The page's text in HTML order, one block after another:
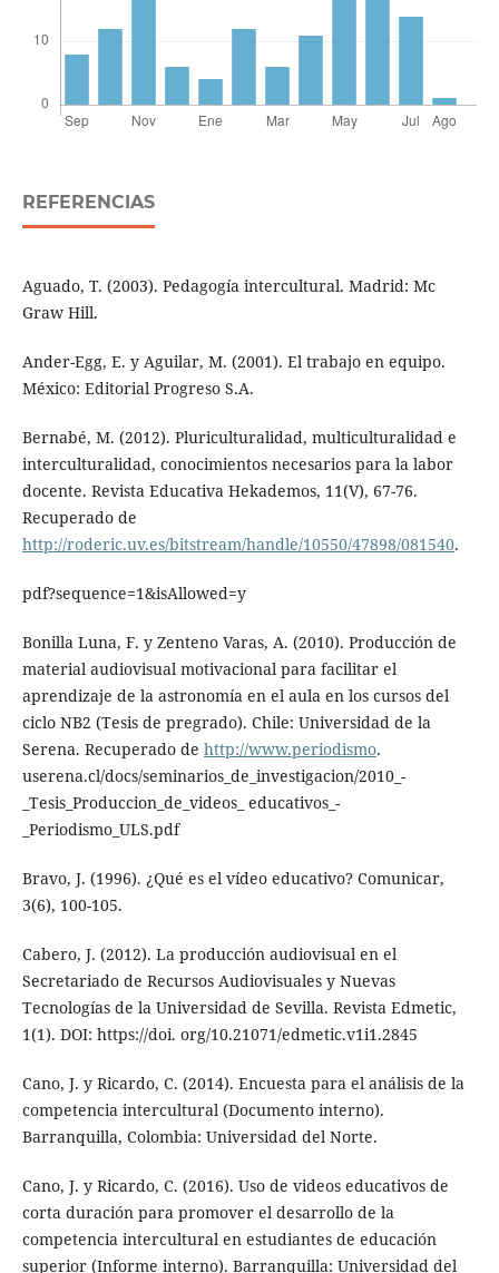
REFERENCIAS
Aguado, T. (2003). Pedagogía intercultural. Madrid: Mc
Graw Hill.
Ander-Egg, E. y Aguilar, M. (2001). El trabajo en equipo.
México: Editorial Progreso S.A.
Bernabé, M. (2012). Pluriculturalidad, multiculturalidad e
interculturalidad, conocimientos necesarios para la labor
docente. Revista Educativa Hekademos, 11(V), 67-76.
Recuperado de
http://roderic.uv.es/bitstream/handle/10550/47898/081540.
pdf?sequence=1&isAllowed=y
Bonilla Luna, F. y Zenteno Varas, A. (2010). Producción de
material audiovisual motivacional para facilitar el
aprendizaje de la astronomía en el aula en los cursos del
ciclo NB2 (Tesis de pregrado). Chile: Universidad de la
Serena. Recuperado de http://www.periodismo.
userena.cl/docs/seminarios_de_investigacion/2010_-
_Tesis_Produccion_de_videos_ educativos_-
_Periodismo_ULS.pdf
Bravo, J. (1996). ¿Qué es el vídeo educativo? Comunicar,
3(6), 100-105.
Cabero, J. (2012). La producción audiovisual en el
Secretariado de Recursos Audiovisuales y Nuevas
Tecnologías de la Universidad de Sevilla. Revista Edmetic,
1(1). DOI: https://doi. org/10.21071/edmetic.v1i1.2845
Cano, J. y Ricardo, C. (2014). Encuesta para el análisis de la
competencia intercultural (Documento interno).
Barranquilla, Colombia: Universidad del Norte.
Cano, J. y Ricardo, C. (2016). Uso de videos educativos de
corta duración para promover el desarrollo de la
competencia intercultural en estudiantes de educación
superior (Informe interno). Barranquilla: Universidad del